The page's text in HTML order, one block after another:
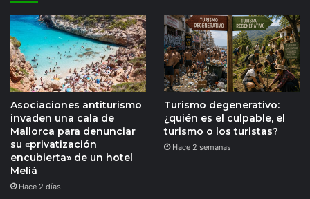
Asociaciones antiturismo
invaden una cala de
Mallorca para denunciar
su «privatización
encubierta» de un hotel
Meliá
Hace 2 días
Turismo degenerativo:
¿quién es el culpable, el
turismo o los turistas?
Hace 2 semanas